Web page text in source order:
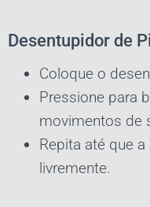
Desentupidor de
Coloque o
Pressione para
movimentos de
Repita até que
livremente.